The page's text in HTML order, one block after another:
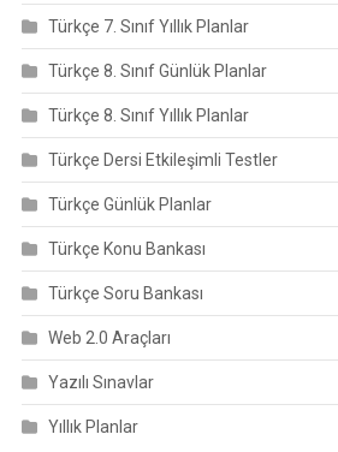
Türkçe 7. Sınıf Yıllık Planlar
Türkçe 8. Sınıf Günlük Planlar
Türkçe 8. Sınıf Yıllık Planlar
Türkçe Dersi Etkileşimli Testler
Türkçe Günlük Planlar
Türkçe Konu Bankası
Türkçe Soru Bankası
Web 2.0 Araçları
Yazılı Sınavlar
Yıllık Planlar